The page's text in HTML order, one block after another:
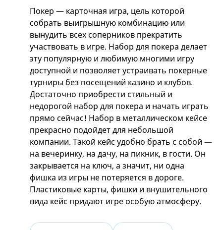
Покер — карточная игра, цель которой
собрать выигрышную комбинацию или
вынудить всех соперников прекратить
участвовать в игре. Набор для покера делает
эту популярную и любимую многими игру
доступной и позволяет устраивать покерные
турниры без посещений казино и клубов.
Достаточно приобрести стильный и
недорогой набор для покера и начать играть
прямо сейчас! Набор в металлическом кейсе
прекрасно подойдет для небольшой
компании. Такой кейс удобно брать с собой —
на вечеринку, на дачу, на пикник, в гости. Он
закрывается на ключ, а значит, ни одна
фишка из игры не потеряется в дороге.
Пластиковые карты, фишки и внушительного
вида кейс придают игре особую атмосферу.